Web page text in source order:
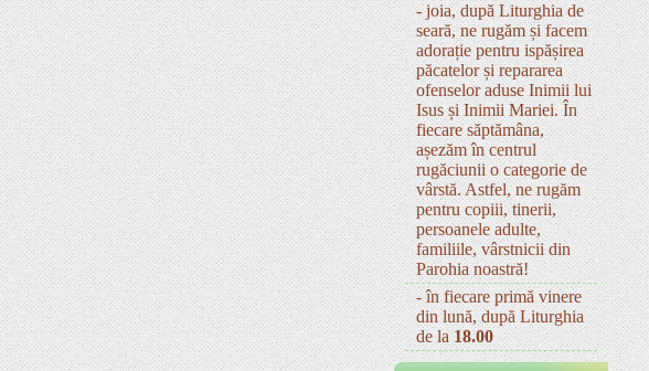
- joia, după Liturghia de
seară, ne rugăm și facem
adorație pentru ispășirea
păcatelor și repararea
ofenselor aduse Inimii lui
Isus și Inimii Mariei. În
fiecare săptămâna,
așezăm în centrul
rugăciunii o categorie de
vârstă. Astfel, ne rugăm
pentru copiii, tinerii,
persoanele adulte,
familiile, vârstnicii din
Parohia noastră!
- în fiecare primă vinere
din lună, după Liturghia
de la18.00